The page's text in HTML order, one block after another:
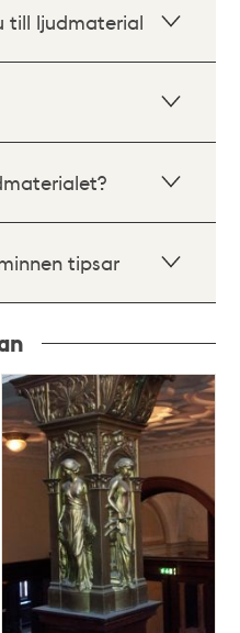
till ljudmaterial
tipsar